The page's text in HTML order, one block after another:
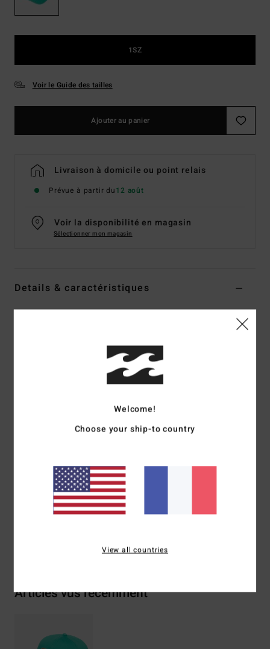
1SZ
Voir le Guide des tailles
Ajouter au panier
Livraison à domicile ou point relais
Prévue à partir du12 août
Voir la disponibilité en magasin
Sélectionner mon magasin
Details & caractéristiques
Fermeture à bouton-pression réglable en plastique
Composition[Matière principale] 100% coton
Traçabilité du produit (Loi Agec)
Livraison & Retours
Articles vus récemment
Welcome!
Choose your ship-to country
View all countries